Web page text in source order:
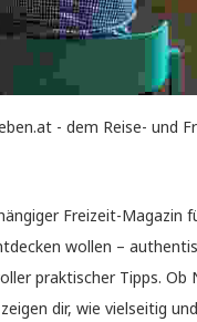
- dem Reise- und
Freizeit-Magazin
wollen –
praktischer Tipps. Ob
dir, wie vielseitig und